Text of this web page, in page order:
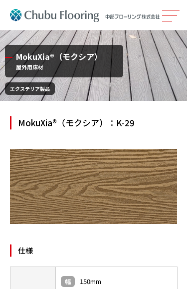
製品情報
カタログ
施工事例
会社案内
採用情報
サステナビリティ
MokuXia®（モクシア）
屋外用床材
エクステリア製品
MokuXia®（モクシア）：K-29
仕様
幅 150mm